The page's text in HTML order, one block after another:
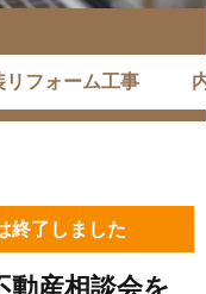
リフォーム工事
終了しました
動産相談会を